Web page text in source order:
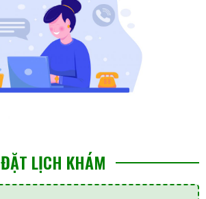
ĐẶT LỊCH KHÁM